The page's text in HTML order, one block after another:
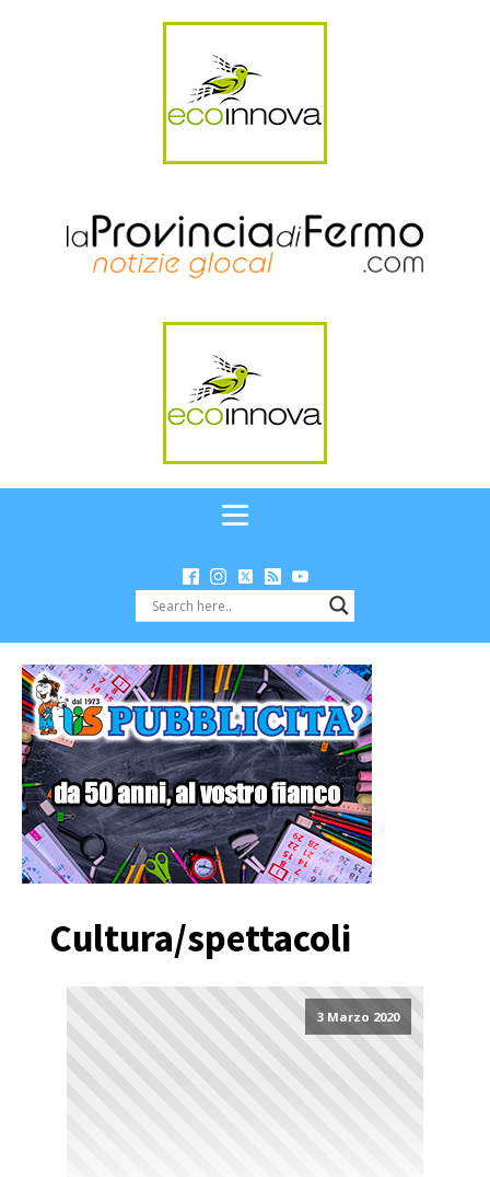
Cultura/spettacoli
3 Marzo 2020